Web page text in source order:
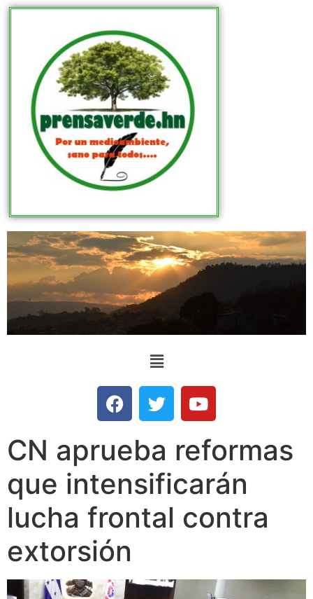
CN aprueba reformas
que intensificarán
lucha frontal contra
extorsión